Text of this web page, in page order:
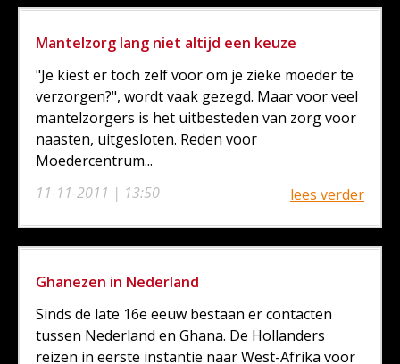
Mantelzorg lang niet altijd een keuze
11-11-2011 | 13:50
"Je kiest er toch zelf voor om je zieke moeder te
verzorgen?", wordt vaak gezegd. Maar voor veel
mantelzorgers is het uitbesteden van zorg voor
naasten, uitgesloten. Reden voor
Moedercentrum...
lees verder
Ghanezen in Nederland
Sinds de late 16e eeuw bestaan er contacten
tussen Nederland en Ghana. De Hollanders
reizen in eerste instantie naar West-Afrika voor